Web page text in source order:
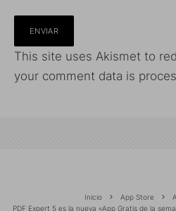
This site uses Akismet to
your comment data is
Inicio App Store
PDF Expert 5 es la nueva «App Gratis de la